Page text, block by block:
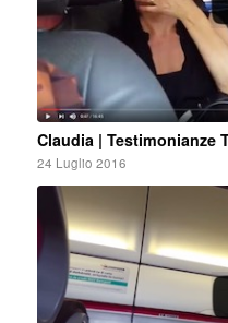
Claudia | Testimonianze
24 Luglio 2016